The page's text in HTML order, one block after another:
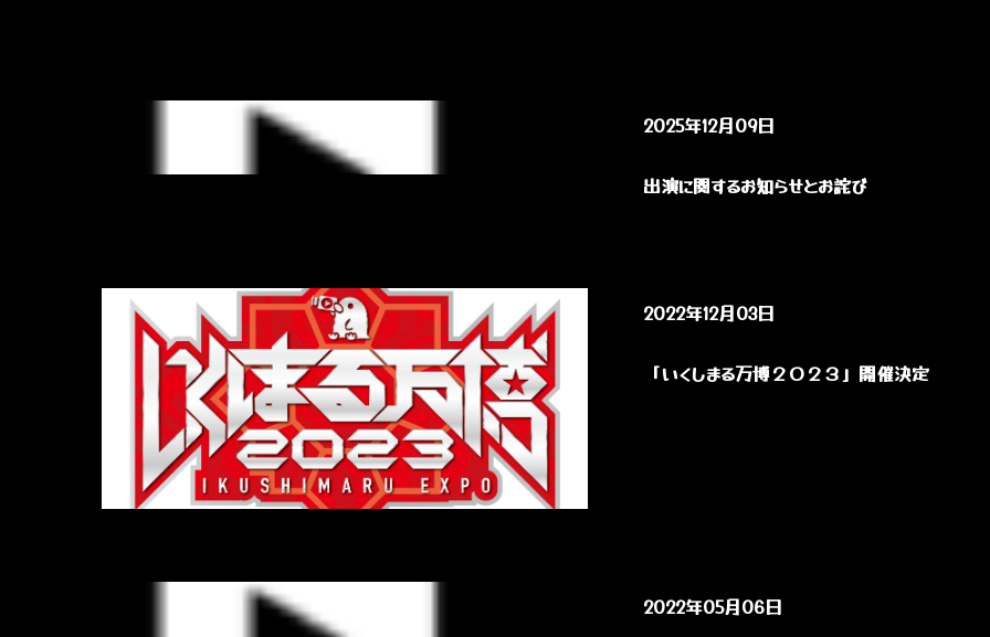
2025年12月09日
出演に関するお知らせとお詫び
2022年12月03日
「いくしまる万博２０２３」開催決定
2022年05月06日